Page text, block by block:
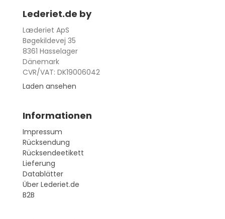
Lederiet.de by
Læderiet ApS
Bøgekildevej 35
8361 Hasselager
Dänemark
CVR/VAT: DK19006042
Laden ansehen
Informationen
Impressum
Rücksendung
Rücksendeetikett
Lieferung
Datablätter
Über Lederiet.de
B2B